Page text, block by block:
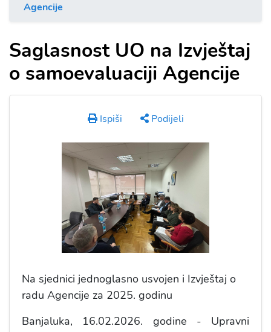
Agencije
Saglasnost UO na Izvještaj
o samoevaluaciji Agencije
Ispiši Podijeli
Na sjednici jednoglasno usvojen i Izvještaj o
radu Agencije za 2025. godinu
Banjaluka, 16.02.2026. godine - Upravni